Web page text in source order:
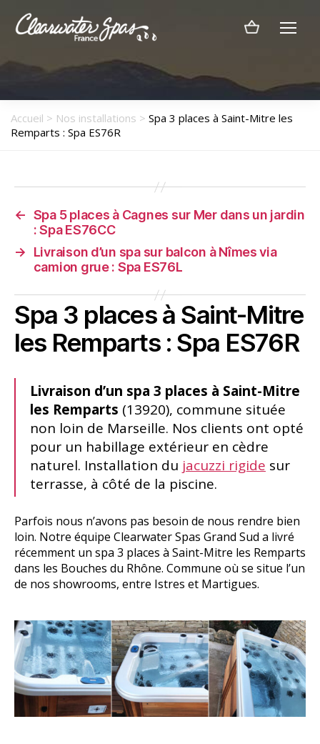
Spas
Accueil > Nos installations > Spa 3 places à Saint-Mitre les
Remparts : Spa ES76R
← Spa 5 places à Cagnes sur Mer dans un jardin
: Spa ES76CC
→
Livraison d’un spa sur balcon à Nîmes via
camion grue : Spa ES76L
Spa 3 places à Saint-Mitre
les Remparts : Spa ES76R
Livraison d’un spa 3 places à Saint-Mitre
les Remparts (13920), commune située
non loin de Marseille. Nos clients ont opté
pour un habillage extérieur en cèdre
naturel. Installation du jacuzzi rigide sur
terrasse, à côté de la piscine.
Parfois nous n’avons pas besoin de nous rendre bien
loin. Notre équipe Clearwater Spas Grand Sud a livré
récemment un spa 3 places à Saint-Mitre les Remparts
dans les Bouches du Rhône. Commune où se situe l’un
de nos showrooms, entre Istres et Martigues.